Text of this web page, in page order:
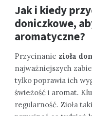
Jak i kiedy
doniczkowe,
aromatyczne?
Przycinanie zioła
najważniejszych
tylko poprawia ich
świeżość i aromat.
regularność. Zioła